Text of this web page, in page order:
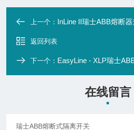
上一个： InLine II瑞士ABB熔断
返回列表
下一个： EasyLine - XLP瑞士
在线留言